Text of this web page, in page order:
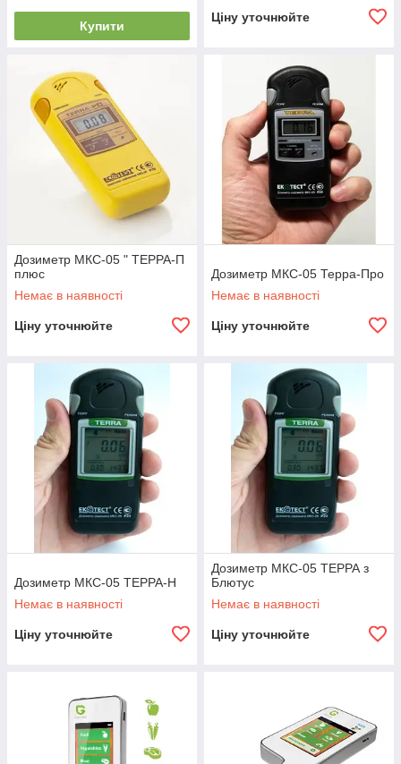
Купити
Ціну уточнюйте
Дозиметр МКС-05 " ТЕРРА-П
плюс
Немає в наявності
Ціну уточнюйте
Дозиметр МКС-05 Терра-Про
Немає в наявності
Ціну уточнюйте
Дозиметр МКС-05 ТЕРРА-Н
Немає в наявності
Ціну уточнюйте
Дозиметр МКС-05 ТЕРРА з
Блютус
Немає в наявності
Ціну уточнюйте